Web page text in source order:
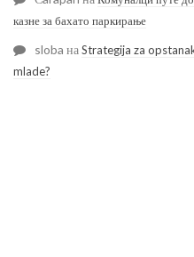
казне за бахато паркирање
sloba наStrategija za
mlade?